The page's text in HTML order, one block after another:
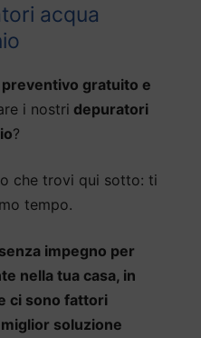
acqua
preventivo gratuito e
i nostri depuratori
?
che trovi qui sotto: ti
tempo.
impegno per
nella tua casa, in
ci sono fattori
soluzione